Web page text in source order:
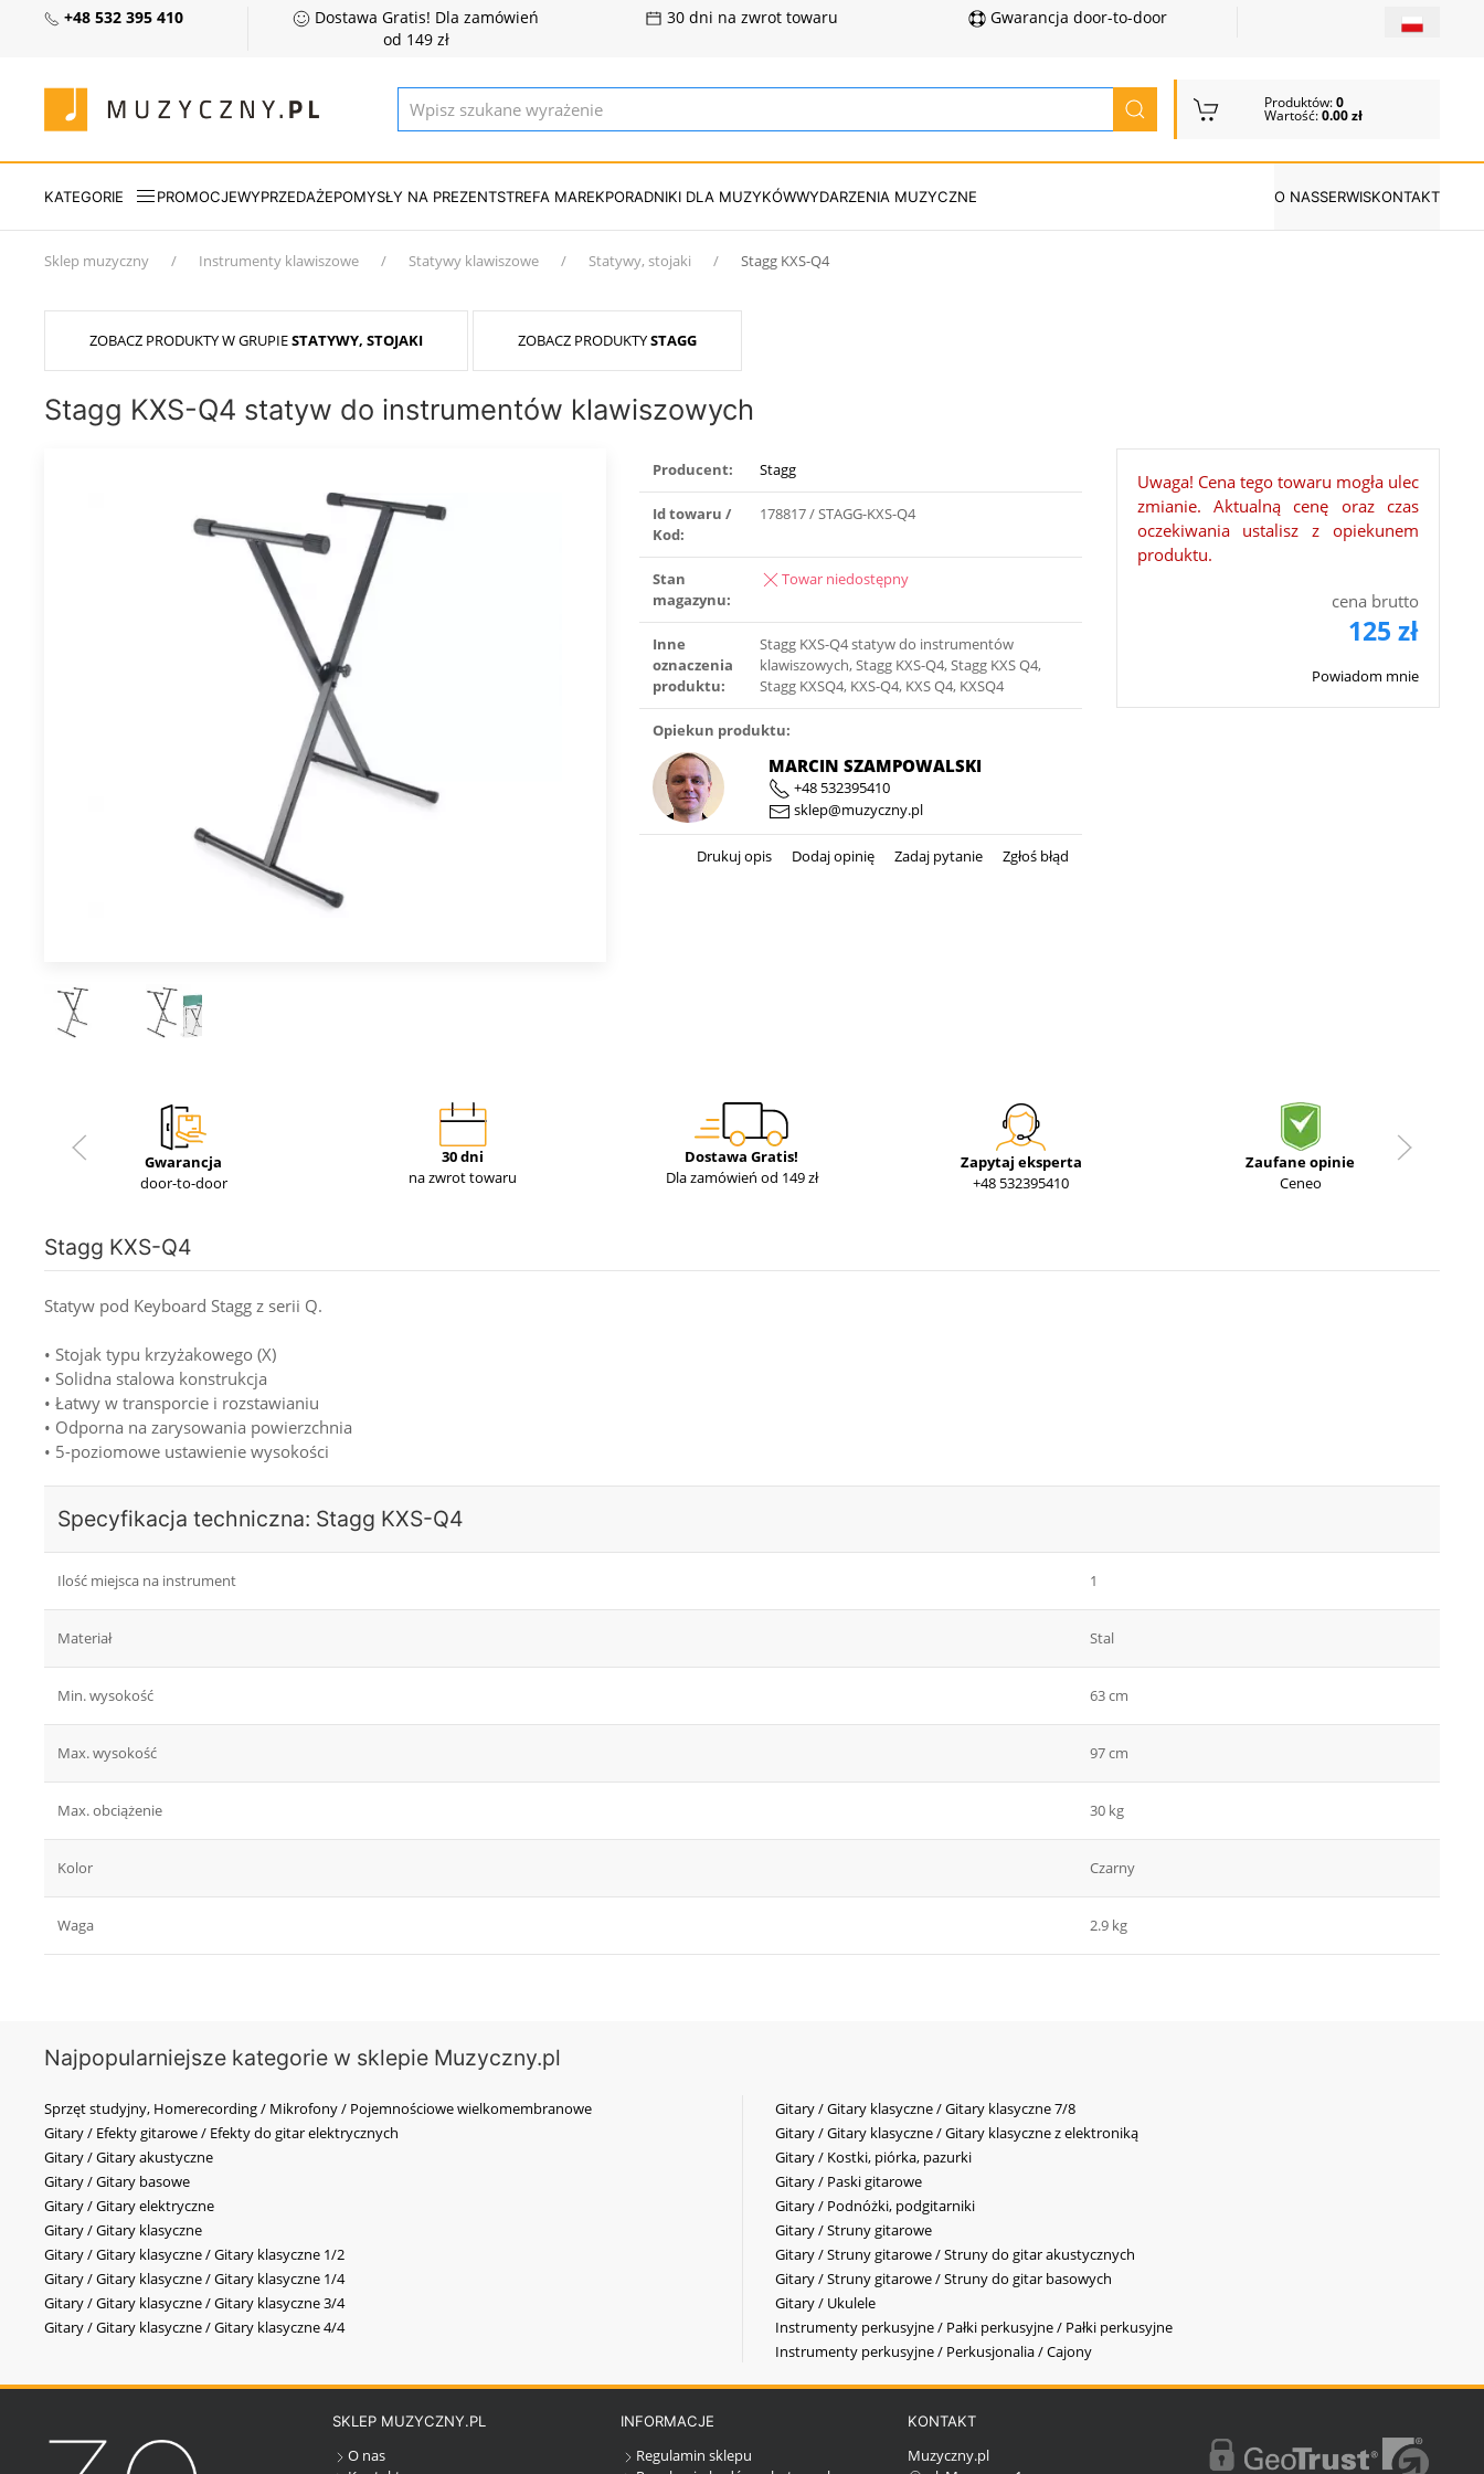
+48 532 395 410
Dostawa Gratis! Dla zamówień
od 149 zł
30 dni na zwrot towaru Gwarancja door-to-door
Produktów:0
Wartość:0.00 zł
KATEGORIE PROMOCJEWYPRZEDAŻEPOMYSŁY NA PREZENTSTREFA MAREKPORADNIKI DLA MUZYKÓWWYDARZENIA MUZYCZNE O NASSERWISKONTAKT
Sklep muzyczny Instrumenty klawiszowe Statywy klawiszowe Statywy, stojaki Stagg KXS-Q4
ZOBACZ PRODUKTY W GRUPIESTATYWY, STOJAKI ZOBACZ PRODUKTYSTAGG
Stagg KXS-Q4 statyw do instrumentów klawiszowych
Producent: Stagg
Id towaru /
Kod:
178817 / STAGG-KXS-Q4
Stan
magazynu:
Towar niedostępny
Inne
oznaczenia
produktu:
Stagg KXS-Q4 statyw do instrumentów
klawiszowych, Stagg KXS-Q4, Stagg KXS Q4,
Stagg KXSQ4, KXS-Q4, KXS Q4, KXSQ4
Opiekun produktu:
MARCIN SZAMPOWALSKI
+48 532395410
sklep@muzyczny.pl
Drukuj opis Dodaj opinię Zadaj pytanie Zgłoś błąd
Uwaga! Cena tego towaru mogła ulec
zmianie. Aktualną cenę oraz czas
oczekiwania ustalisz z opiekunem
produktu.
cena brutto
125 zł
Powiadom mnie
Gwarancja
door-to-door
30 dni
na zwrot towaru
Dostawa Gratis!
Dla zamówień od 149 zł
Zapytaj eksperta
+48 532395410
Zaufane opinie
Ceneo
Stagg KXS-Q4
Statyw pod Keyboard Stagg z serii Q.
• Stojak typu krzyżakowego (X)
• Solidna stalowa konstrukcja
• Łatwy w transporcie i rozstawianiu
• Odporna na zarysowania powierzchnia
• 5-poziomowe ustawienie wysokości
Specyfikacja techniczna: Stagg KXS-Q4
Ilość miejsca na instrument 1
Materiał Stal
Min. wysokość 63 cm
Max. wysokość 97 cm
Max. obciążenie 30 kg
Kolor Czarny
Waga 2.9 kg
Najpopularniejsze kategorie w sklepie Muzyczny.pl
Sprzęt studyjny, Homerecording / Mikrofony / Pojemnościowe wielkomembranowe
Gitary / Efekty gitarowe / Efekty do gitar elektrycznych
Gitary / Gitary akustyczne
Gitary / Gitary basowe
Gitary / Gitary elektryczne
Gitary / Gitary klasyczne
Gitary / Gitary klasyczne / Gitary klasyczne 1/2
Gitary / Gitary klasyczne / Gitary klasyczne 1/4
Gitary / Gitary klasyczne / Gitary klasyczne 3/4
Gitary / Gitary klasyczne / Gitary klasyczne 4/4
Gitary / Gitary klasyczne / Gitary klasyczne 7/8
Gitary / Gitary klasyczne / Gitary klasyczne z elektroniką
Gitary / Kostki, piórka, pazurki
Gitary / Paski gitarowe
Gitary / Podnóżki, podgitarniki
Gitary / Struny gitarowe
Gitary / Struny gitarowe / Struny do gitar akustycznych
Gitary / Struny gitarowe / Struny do gitar basowych
Gitary / Ukulele
Instrumenty perkusyjne / Pałki perkusyjne / Pałki perkusyjne
Instrumenty perkusyjne / Perkusjonalia / Cajony
SKLEP MUZYCZNY.PL
O nas
INFORMACJE
Regulamin sklepu
KONTAKT
Muzyczny.pl